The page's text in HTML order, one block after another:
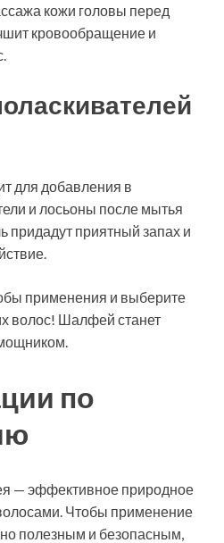
кожи головы перед
кровообращение и
для добавления в
и лосьоны после мытья
придадут приятный запах и
применения и выберите
волос! Шалфей станет
по
— эффективное природное
Чтобы применение
полезным и безопасным,